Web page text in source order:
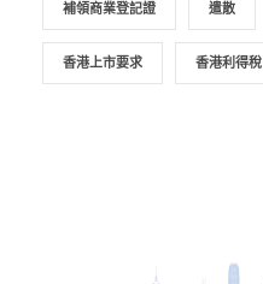
補領商業登記證 遣散
香港上市要求 香港利得稅